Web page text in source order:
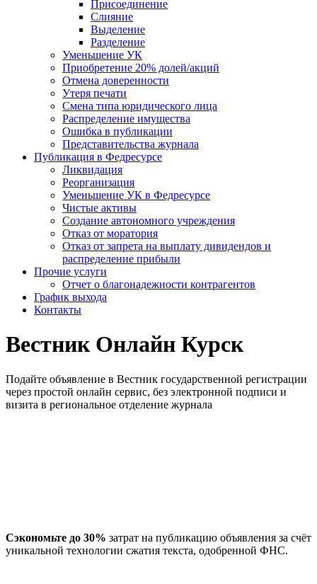
Присоединение
Слияние
Выделение
Разделение
Уменьшение УК
Приобретение 20% долей/акций
Отмена доверенности
Утеря печати
Смена типа юридического лица
Распределение имущества
Ошибка в публикации
Представительства журнала
Публикация в Федресурсе
Ликвидация
Реорганизация
Уменьшение УК в Федресурсе
Чистые активы
Создание автономного учреждения
Отказ от моратория
Отказ от запрета на выплату дивидендов и
распределение прибыли
Прочие услуги
Отчет о благонадежности контрагентов
График выхода
Контакты
Вестник Онлайн Курск
Подайте объявление в Вестник государственной регистрации
через простой онлайн сервис, без электронной подписи и
визита в региональное отделение журнала
Сэкономьте до 30% затрат на публикацию объявления за счёт
уникальной технологии сжатия текста, одобренной ФНС.